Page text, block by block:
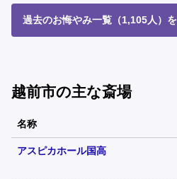
過去のお悔やみ一覧（1,105人）
越前市の主な斎場
名称
アスピカホール国高